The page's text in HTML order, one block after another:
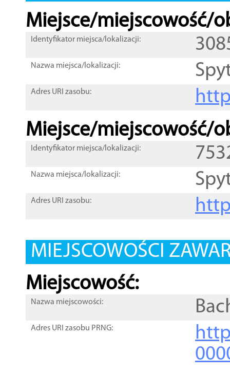
Miejsce/miejscowość/
Identyfikator miejsca/lokalizacji:
Nazwa miejsca/lokalizacji:
Adres URI zasobu:
Miejsce/miejscowość/
Identyfikator miejsca/lokalizacji:
Nazwa miejsca/lokalizacji:
Adres URI zasobu:
MIEJSCOWOŚCI
Miejscowość:
Nazwa miejscowości:
Adres URI zasobu PRNG: